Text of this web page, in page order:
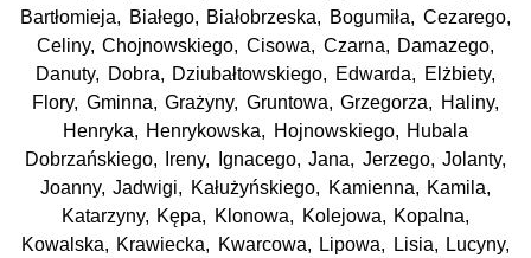
Bartłomieja, Białego, Białobrzeska, Bogumiła, Cezarego,
Celiny, Chojnowskiego, Cisowa, Czarna, Damazego,
Danuty, Dobra, Dziubałtowskiego, Edwarda, Elżbiety,
Flory, Gminna, Grażyny, Gruntowa, Grzegorza, Haliny,
Henryka, Henrykowska, Hojnowskiego, Hubala
Dobrzańskiego, Ireny, Ignacego, Jana, Jerzego, Jolanty,
Joanny, Jadwigi, Kałużyńskiego, Kamienna, Kamila,
Katarzyny, Kępa, Klonowa, Kolejowa, Kopalna,
Kowalska, Krawiecka, Kwarcowa, Lipowa, Lisia, Lucyny,